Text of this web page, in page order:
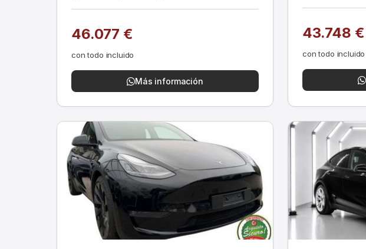
46.077 €
con todo incluido
Más información
43.748 €
con todo incluido